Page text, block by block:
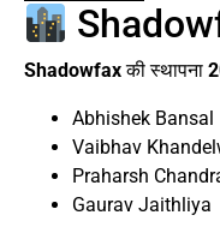
Shadowfaxकी स्थापना
Abhishek Bansal
Vaibhav
Praharsh
Gaurav Jaithliya